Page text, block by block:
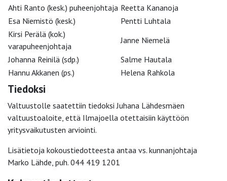
Ahti Ranto (kesk.) puheenjohtaja Reetta Kananoja
Esa Niemistö (kesk.)
Pentti Luhtala
Kirsi Perälä (kok.)
varapuheenjohtaja
Janne Niemelä
Johanna Reinilä (sdp.)
Salme Hautala
Hannu Akkanen (ps.)
Helena Rahkola
Tiedoksi
Valtuustolle saatettiin tiedoksi Juhana Lähdesmäen
valtuustoaloite, että Ilmajoella otettaisiin käyttöön
yritysvaikutusten arviointi.
Lisätietoja kokoustiedotteesta antaa vs. kunnanjohtaja
Marko Lähde, puh. 044 419 1201